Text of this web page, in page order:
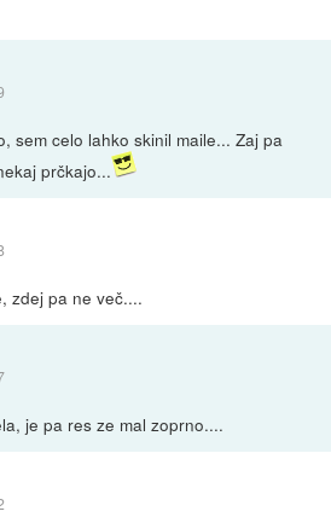
sem celo lahko skinil maile... Zaj pa
prčkajo...
zdej pa ne več....
je pa res ze mal zoprno....